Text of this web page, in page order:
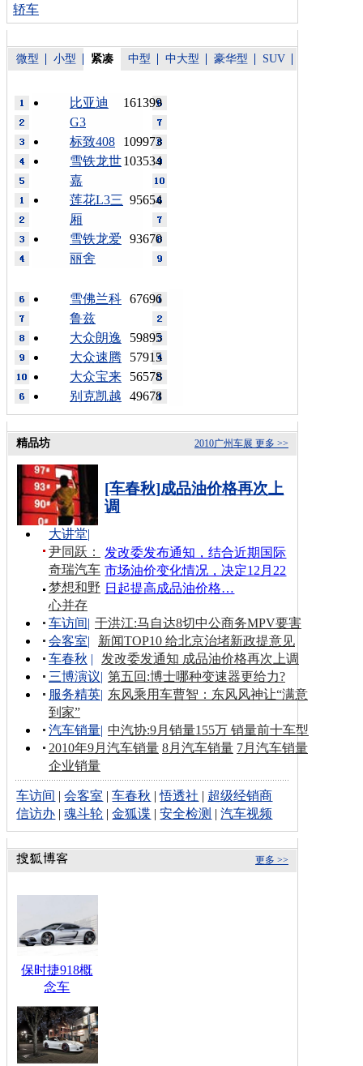
轿车
微型 小型 紧凑 中型 中大型 豪华型 SUV
161399
比亚迪
G3
109973
标致408
103534
雪铁龙世
嘉
95654
莲花L3三
厢
93670
雪铁龙爱
丽舍
67696
雪佛兰科
鲁兹
59895
大众朗逸
57915
大众速腾
56578
大众宝来
49678
别克凯越
更多 >>
2010广州车展
精品坊
[车春秋]成品油价格再次上
调
发改委发布通知，结合近期国际
市场油价变化情况，决定12月22
日起提高成品油价格…
大讲堂|
尹同跃：
奇瑞汽车
梦想和野
心并存
车访间| 于洪江:马自达8切中公商务MPV要害
会客室|
新闻TOP10 给北京治堵新政提意见
车春秋 |
发改委发通知 成品油价格再次上调
三博演议| 第五回:博士哪种变速器更给力?
服务精英| 东风乘用车曹智：东风风神让“满意
到家”
汽车销量| 中汽协:9月销量155万 销量前十车型
2010年9月汽车销量 8月汽车销量 7月汽车销量
企业销量
车访间 |会客室 |车春秋 |悟透社 | 超级经销商
信访办 |魂斗轮 |金狐谍 |安全检测 |汽车视频
更多 >>
保时捷918概
念车